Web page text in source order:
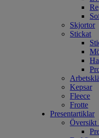
Skjortor
Stickat
Kepsar
Fleece
Frotte
Presentartiklar
Översikt